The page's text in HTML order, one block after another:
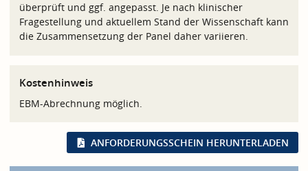
überprüft und ggf. angepasst. Je nach klinischer
Fragestellung und aktuellem Stand der Wissenschaft kann
die Zusammensetzung der Panel daher variieren.
Kostenhinweis
EBM-Abrechnung möglich.
ANFORDERUNGSSCHEIN HERUNTERLADEN